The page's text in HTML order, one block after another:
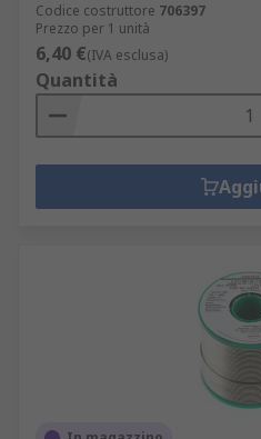
Codice costruttore 706397
Prezzo per 1 unità
6,40 €(IVA esclusa)
Quantità